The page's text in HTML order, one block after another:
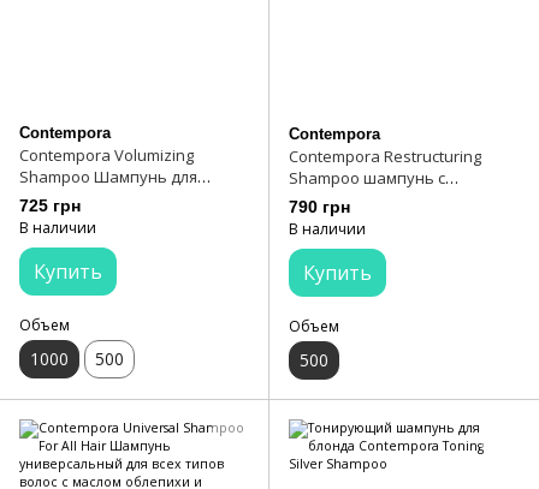
Contempora
Contempora Volumizing
Shampoo Шампунь для
придания объема с маслом
облепихи и огуречным
725 грн
В наличии
Купить
Объем
1000 500
Contempora
Contempora Restructuring
Shampoo шампунь с
растительным кератином и
маслом опунции 500 мл
790 грн
В наличии
Купить
Объем
500